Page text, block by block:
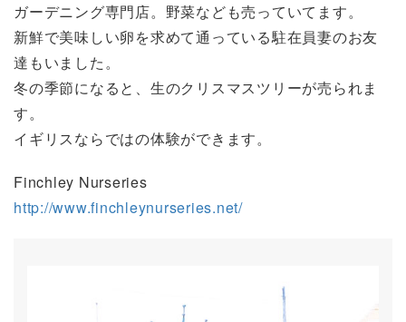
ガーデニング専門店。野菜なども売っていてます。
新鮮で美味しい卵を求めて通っている駐在員妻のお友
達もいました。
冬の季節になると、生のクリスマスツリーが売られま
す。
イギリスならではの体験ができます。
Finchley Nurseries
http://www.finchleynurseries.net/